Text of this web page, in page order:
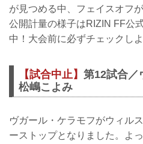
が見つめる中、フェイスオフ
公開計量の様子はRIZIN FF公
中！大会前に必ずチェックしよ
【試合中止】 第12試合／
松嶋こよみ
ヴガール・ケラモフがウィル
ーストップとなりました。よ